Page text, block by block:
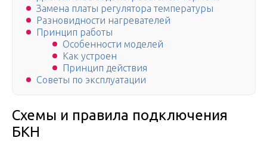
Замена платы регулятора температуры
Разновидности нагревателей
Принцип работы
Особенности моделей
Как устроен
Принцип действия
Советы по эксплуатации
Схемы и правила подключения
БКН